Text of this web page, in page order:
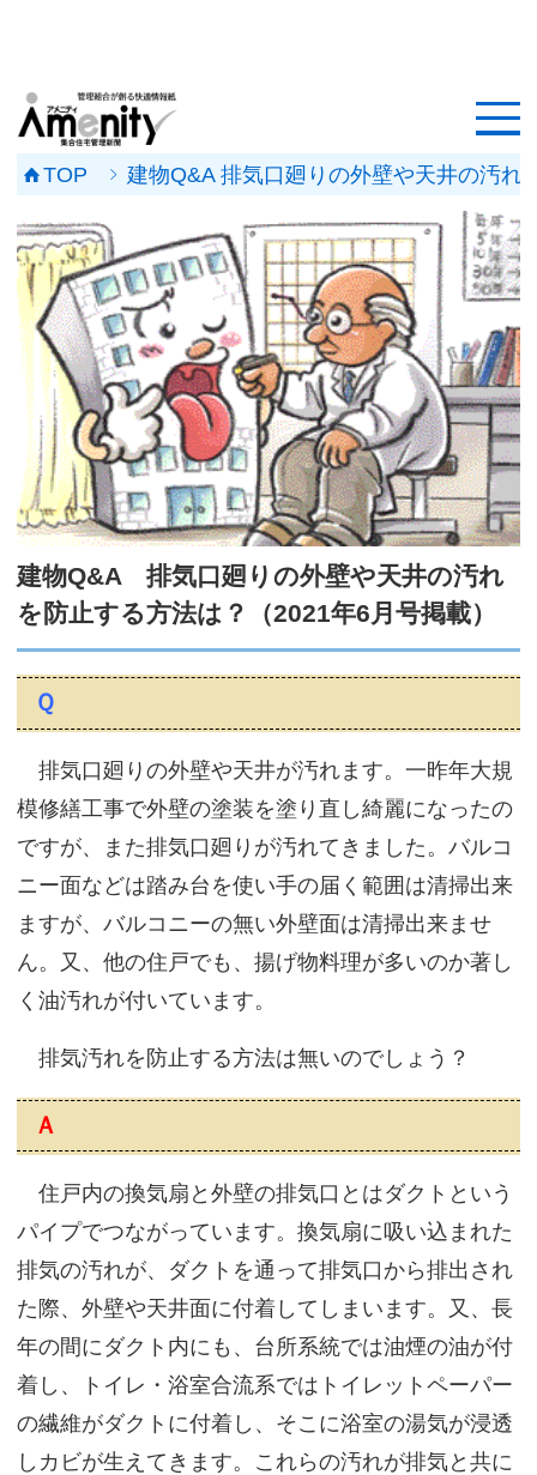
記事一覧
マンション改修ナビ
工事事例
メンテナンス会社
マンションメンテの無料相談
媒体資料
会社概要
サイトマップ
TOP 建物Q&A 排気口廻りの外壁や天井の汚れ
建物Q&A 排気口廻りの外壁や天井の汚れ
を防止する方法は？（2021年6月号掲載）
Ｑ
排気口廻りの外壁や天井が汚れます。一昨年大規
模修繕工事で外壁の塗装を塗り直し綺麗になったの
ですが、また排気口廻りが汚れてきました。バルコ
ニー面などは踏み台を使い手の届く範囲は清掃出来
ますが、バルコニーの無い外壁面は清掃出来ませ
ん。又、他の住戸でも、揚げ物料理が多いのか著し
く油汚れが付いています。
排気汚れを防止する方法は無いのでしょう？
Ａ
住戸内の換気扇と外壁の排気口とはダクトという
パイプでつながっています。換気扇に吸い込まれた
排気の汚れが、ダクトを通って排気口から排出され
た際、外壁や天井面に付着してしまいます。又、長
年の間にダクト内にも、台所系統では油煙の油が付
着し、トイレ・浴室合流系ではトイレットペーパー
の繊維がダクトに付着し、そこに浴室の湯気が浸透
しカビが生えてきます。これらの汚れが排気と共に